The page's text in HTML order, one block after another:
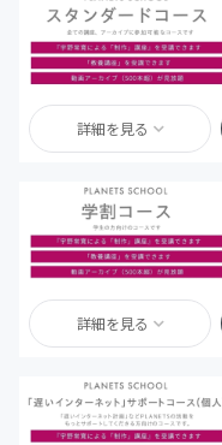
詳細を見る
詳細を見る